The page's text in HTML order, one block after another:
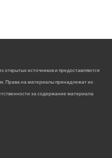
открытых источников и предоставляются
Права на материалы принадлежат их
за содержание материала